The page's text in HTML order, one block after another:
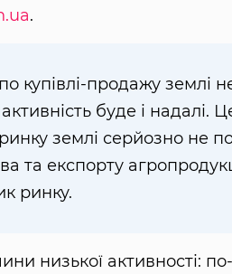
.
купівлі-продажу землі
буде і надалі.
землі серйозно не
та експорту
ринку.
низької активності: